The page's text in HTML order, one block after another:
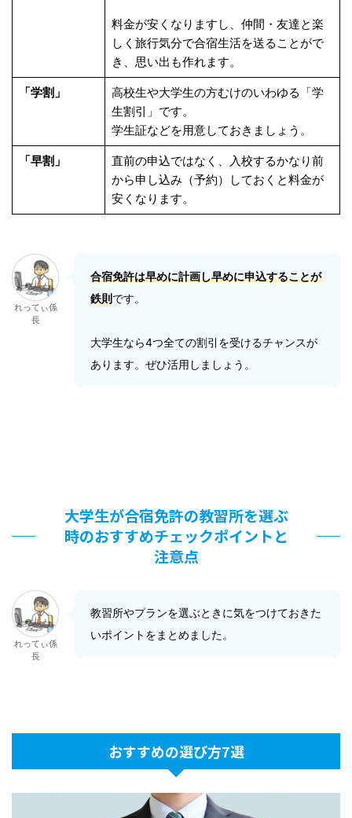
料金が安くなりますし、仲間・友達と楽
しく旅行気分で合宿生活を送ることがで
き、思い出も作れます。
「学割」
高校生や大学生の方むけのいわゆる「学
生割引」です。
学生証などを用意しておきましょう。
「早割」
直前の申込ではなく、入校するかなり前
から申し込み（予約）しておくと料金が
安くなります。
れってぃ係
長
合宿免許は早めに計画し早めに申込することが
鉄則です。
大学生なら4つ全ての割引を受けるチャンスが
あります。ぜひ活用しましょう。
大学生が合宿免許の教習所を選ぶ
時のおすすめチェックポイントと
注意点
れってぃ係
長
教習所やプランを選ぶときに気をつけておきた
いポイントをまとめました。
おすすめの選び方7選